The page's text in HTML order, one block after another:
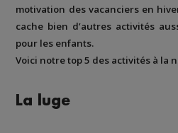
motivation des vacanciers en
cache bien d’autres activités
pour les enfants.
Voici notre top 5 des activités à la
La luge